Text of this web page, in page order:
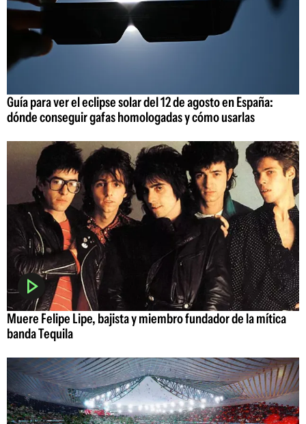
Guía para ver el eclipse solar del 12 de agosto en España:
dónde conseguir gafas homologadas y cómo usarlas
Muere Felipe Lipe, bajista y miembro fundador de la mítica
banda Tequila